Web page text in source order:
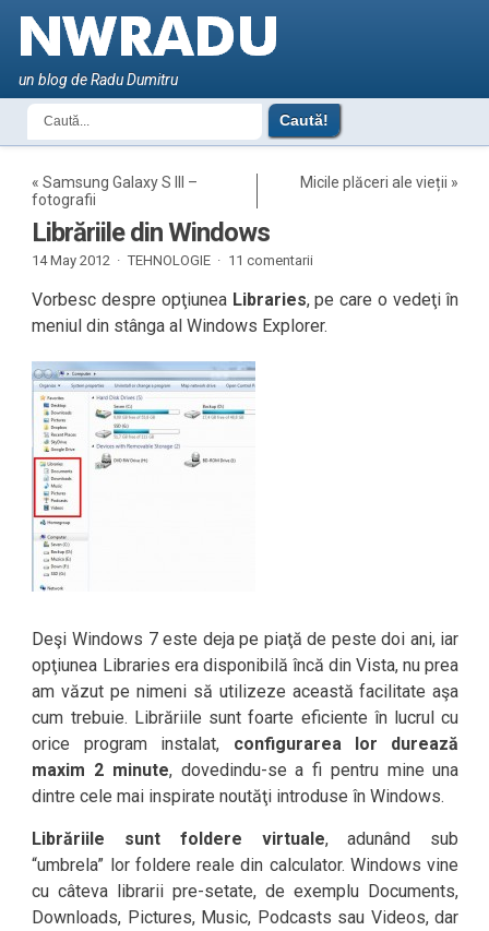
un blog de Radu Dumitru
«Samsung Galaxy S III –
fotografii
Micile plăceri ale vieții »
Librăriile din Windows
14 May 2012 · TEHNOLOGIE · 11 comentarii
Vorbesc despre opţiunea Libraries, pe care o vedeţi în
meniul din stânga al Windows Explorer.
Deşi Windows 7 este deja pe piaţă de peste doi ani, iar
opţiunea Libraries era disponibilă încă din Vista, nu prea
am văzut pe nimeni să utilizeze această facilitate aşa
cum trebuie. Librăriile sunt foarte eficiente în lucrul cu
orice program instalat, configurarea lor durează
maxim 2 minute, dovedindu-se a fi pentru mine una
dintre cele mai inspirate noutăţi introduse în Windows.
Librăriile sunt foldere virtuale, adunând sub
“umbrela” lor foldere reale din calculator. Windows vine
cu câteva librarii pre-setate, de exemplu Documents,
Downloads, Pictures, Music, Podcasts sau Videos, dar